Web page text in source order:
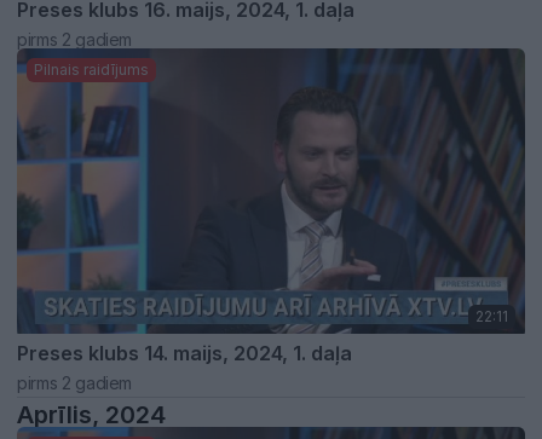
Preses klubs 16. maijs, 2024, 1. daļa
pirms 2 gadiem
Pilnais raidījums
22:11
Preses klubs 14. maijs, 2024, 1. daļa
pirms 2 gadiem
Aprīlis, 2024